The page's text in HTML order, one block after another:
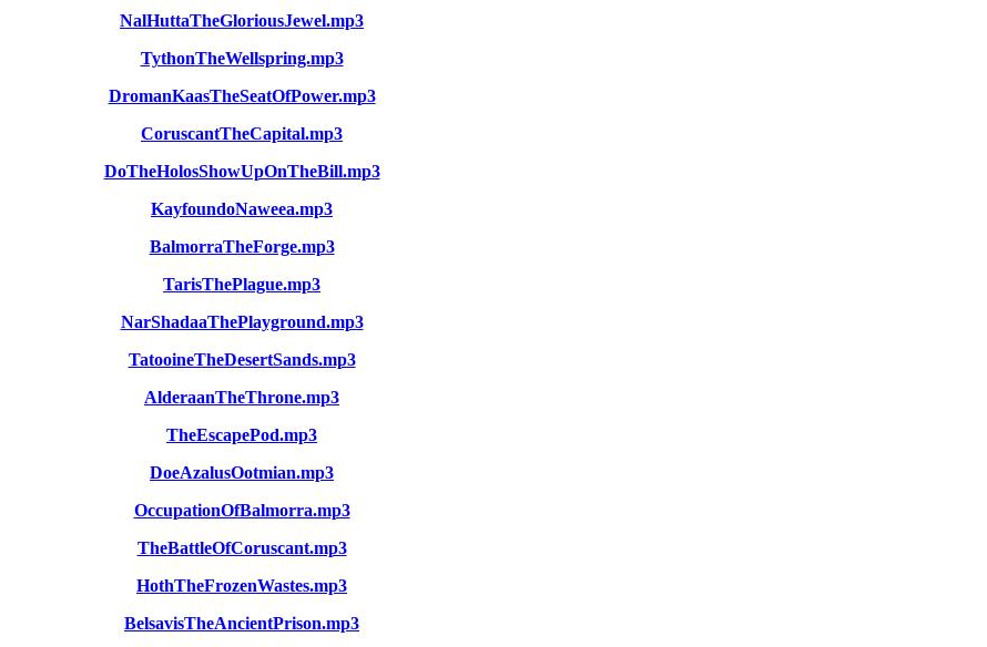
NalHuttaTheGloriousJewel.mp3
TythonTheWellspring.mp3
DromanKaasTheSeatOfPower.mp3
CoruscantTheCapital.mp3
DoTheHolosShowUpOnTheBill.mp3
KayfoundoNaweea.mp3
BalmorraTheForge.mp3
TarisThePlague.mp3
NarShadaaThePlayground.mp3
TatooineTheDesertSands.mp3
AlderaanTheThrone.mp3
TheEscapePod.mp3
DoeAzalusOotmian.mp3
OccupationOfBalmorra.mp3
TheBattleOfCoruscant.mp3
HothTheFrozenWastes.mp3
BelsavisTheAncientPrison.mp3